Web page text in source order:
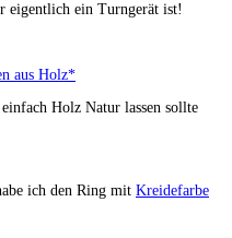
eigentlich ein Turngerät ist!
aus Holz*
Holz Natur lassen sollte
ich den Ring mit Kreidefarbe